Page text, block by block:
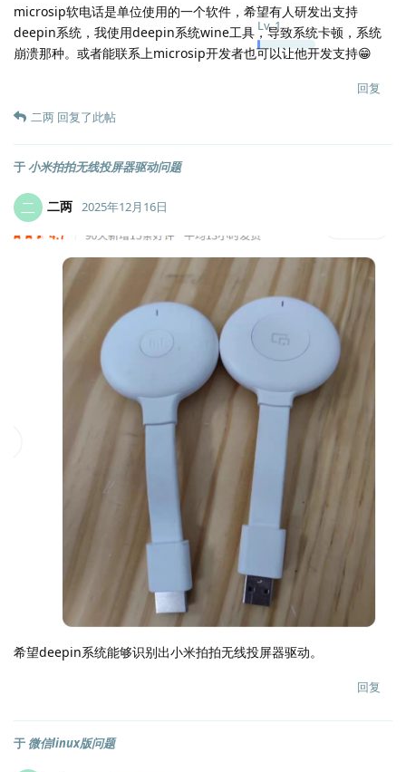
Lv.1
microsip软电话是单位使用的一个软件，希望有人研发出支持
deepin系统，我使用deepin系统wine工具，导致系统卡顿，系统
崩溃那种。或者能联系上microsip开发者也可以让他开发支持😁
回复
二两 回复了此帖
于小米拍拍无线投屏器驱动问题
二 二两
Lv.1
2025年12月16日
希望deepin系统能够识别出小米拍拍无线投屏器驱动。
回复
于 微信linux版问题